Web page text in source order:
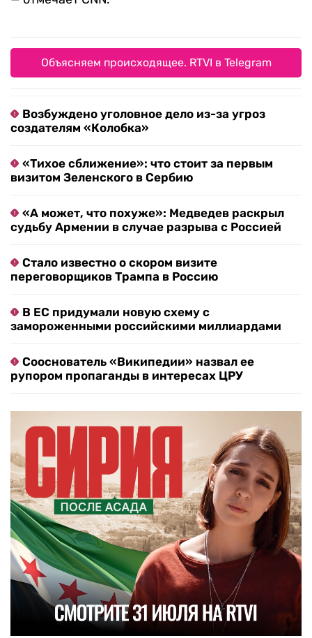
Объясняем происходящее. RTVI в Telegram
Возбуждено уголовное дело из-за угроз
создателям «Колобка»
«Тихое сближение»: что стоит за первым
визитом Зеленского в Сербию
«А может, что похуже»: Медведев раскрыл
судьбу Армении в случае разрыва с Россией
Стало известно о скором визите
переговорщиков Трампа в Россию
В ЕС придумали новую схему с
замороженными российскими миллиардами
Сооснователь «Википедии» назвал ее
рупором пропаганды в интересах ЦРУ